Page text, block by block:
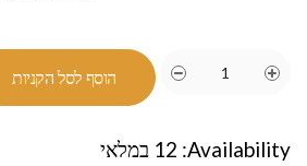
הוסף לסל הקניות
Availability: 12 במלאי